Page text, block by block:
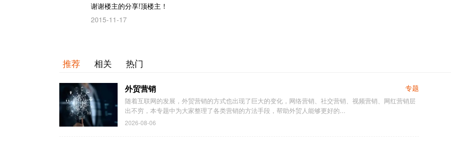
谢谢楼主的分享!顶楼主！
2015-11-17
推荐 相关 热门
专题
外贸营销
随着互联网的发展，外贸营销的方式也出现了巨大的变化，网络营销、社交营销、视频营销、网红营销层
出不穷，本专题中为大家整理了各类营销的方法手段，帮助外贸人能够更好的...
2026-08-06